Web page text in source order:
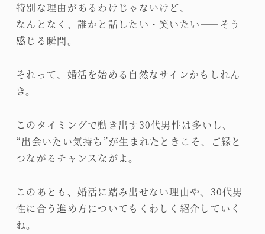
特別な理由があるわけじゃないけど、
なんとなく、誰かと話したい・笑いたい――そう
感じる瞬間。
それって、婚活を始める自然なサインかもしれん
き。
このタイミングで動き出す30代男性は多いし、
“出会いたい気持ち”が生まれたときこそ、ご縁と
つながるチャンスながよ。
このあとも、婚活に踏み出せない理由や、30代男
性に合う進め方についてもくわしく紹介していく
ね。